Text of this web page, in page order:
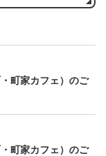
町家カフェ）のご
町家カフェ）のご